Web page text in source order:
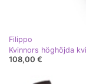
Filippo
Kvinnors höghöjda
108,00 €